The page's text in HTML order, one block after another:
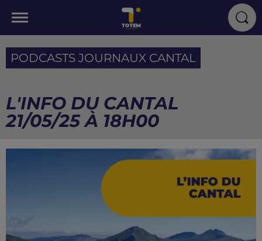
PODCASTS JOURNAUX CANTAL
L'INFO DU CANTAL
21/05/25 À 18H00